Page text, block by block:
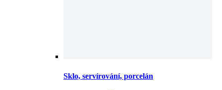
Sklo, servírování, porcelán